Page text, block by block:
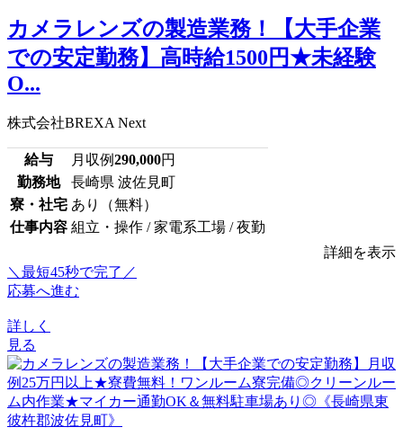
カメラレンズの製造業務！【大手企業
での安定勤務】高時給1500円★未経験
O...
株式会社BREXA Next
給与 月収例290,000円
勤務地
長崎県 波佐見町
寮・社宅 あり（無料）
仕事内容 組立・操作 / 家電系工場 / 夜勤
詳細を表示
＼最短45秒で完了／
応募へ進む
詳しく
見る